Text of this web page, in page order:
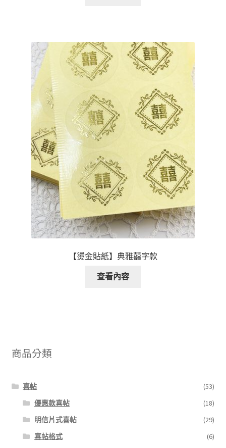
【燙金貼紙】典雅囍字款
查看內容
商品分類
喜帖
(53)
優惠款喜帖
(18)
明信片式喜帖
(29)
喜帖格式
(6)